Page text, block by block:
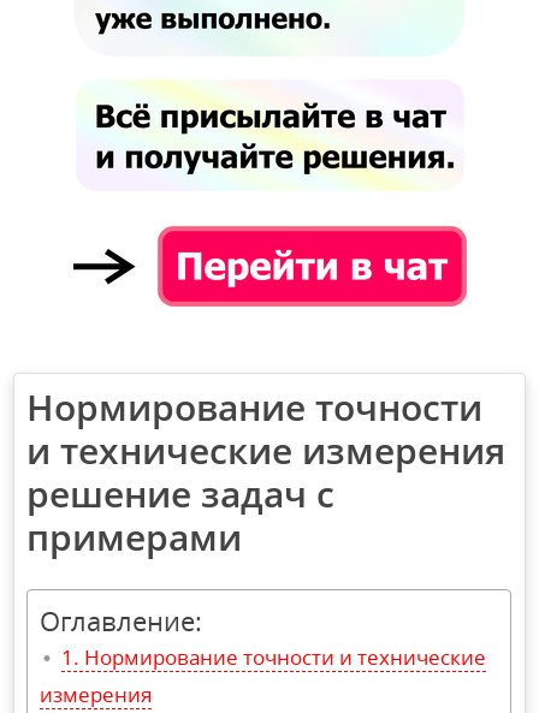
Нормирование точности
и технические измерения
решение задач с
примерами
Оглавление:
Нормирование точности и технические
измерения